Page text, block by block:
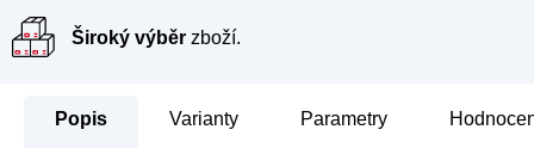
Široký výběr zboží.
Popis Parametry